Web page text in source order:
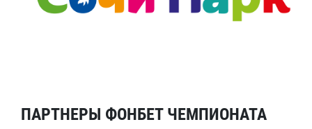
ПАРТНЕРЫ ФОНБЕТ ЧЕМПИОНАТА